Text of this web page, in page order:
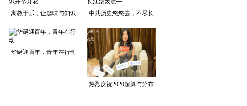
寓教于乐，让趣味与知识
并蒂开花
中共历史悠悠去，不尽长
江滚滚流—
华诞迎百年，青年在行动
热烈庆祝2020超算与分布